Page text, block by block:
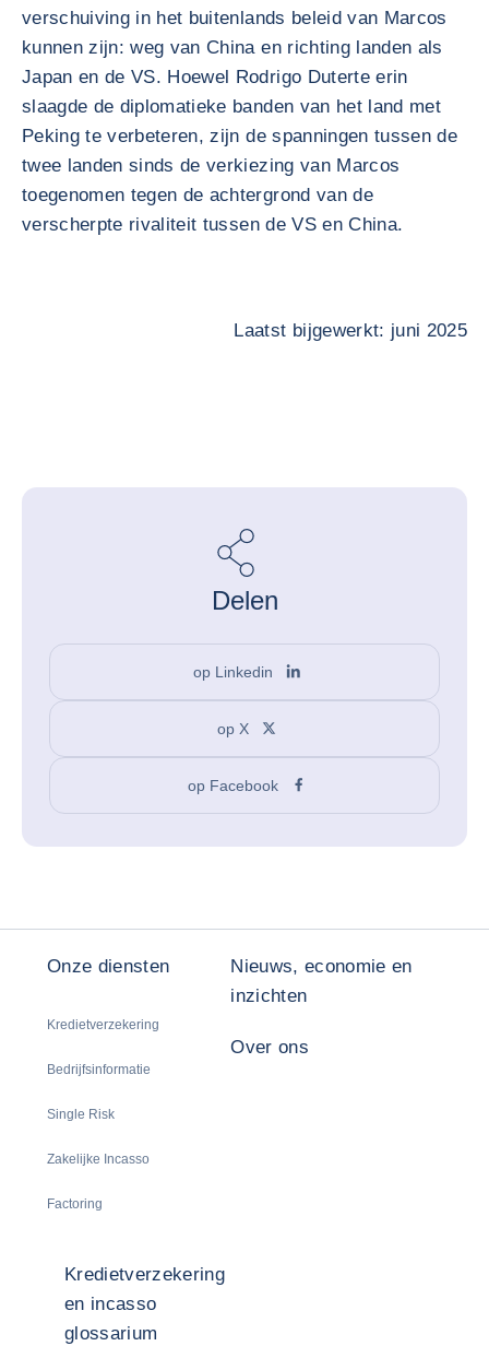
verschuiving in het buitenlands beleid van Marcos
kunnen zijn: weg van China en richting landen als
Japan en de VS. Hoewel Rodrigo Duterte erin
slaagde de diplomatieke banden van het land met
Peking te verbeteren, zijn de spanningen tussen de
twee landen sinds de verkiezing van Marcos
toegenomen tegen de achtergrond van de
verscherpte rivaliteit tussen de VS en China.
Laatst bijgewerkt: juni 2025
Delen
op Linkedin
op X
op Facebook
Onze diensten
Kredietverzekering
Bedrijfsinformatie
Single Risk
Zakelijke Incasso
Factoring
Nieuws, economie en
inzichten
Over ons
Kredietverzekering
en incasso
glossarium